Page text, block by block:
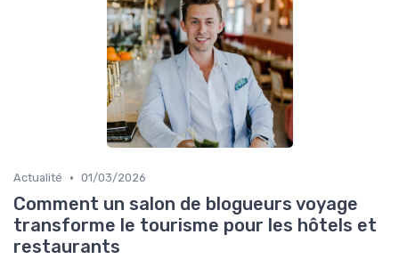
Actualité • 01/03/2026
Comment un salon de blogueurs voyage
transforme le tourisme pour les hôtels et
restaurants